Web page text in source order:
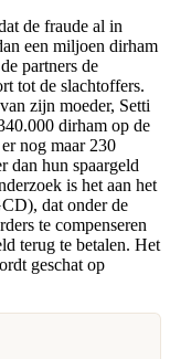
de fraude al in
een miljoen dirham
partners de
tot de slachtoffers.
zijn moeder, Setti
dirham op de
nog maar 230
dan hun spaargeld
is het aan het
dat onder de
te compenseren
terug te betalen. Het
geschat op